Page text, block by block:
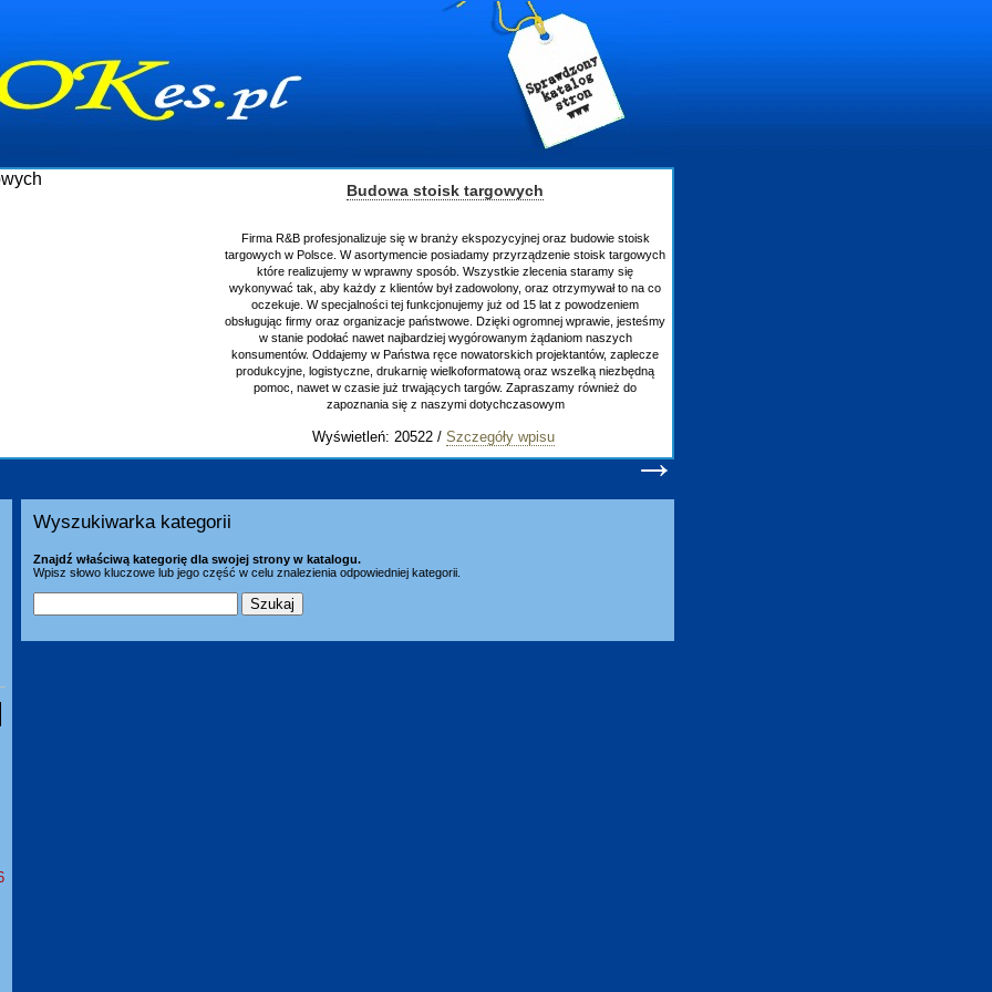
Budowa stoisk targowych
Firma R&B profesjonalizuje się w branży ekspozycyjnej oraz budowie stoisk
targowych w Polsce. W asortymencie posiadamy przyrządzenie stoisk targowych
które realizujemy w wprawny sposób. Wszystkie zlecenia staramy się
wykonywać tak, aby każdy z klientów był zadowolony, oraz otrzymywał to na co
oczekuje. W specjalności tej funkcjonujemy już od 15 lat z powodzeniem
obsługując firmy oraz organizacje państwowe. Dzięki ogromnej wprawie, jesteśmy
w stanie podołać nawet najbardziej wygórowanym żądaniom naszych
konsumentów. Oddajemy w Państwa ręce nowatorskich projektantów, zaplecze
produkcyjne, logistyczne, drukarnię wielkoformatową oraz wszelką niezbędną
pomoc, nawet w czasie już trwających targów. Zapraszamy również do
zapoznania się z naszymi dotychczasowym
Wyświetleń: 20522 / Szczegóły wpisu
→
Wyszukiwarka kategorii
Znajdź właściwą kategorię dla swojej strony w katalogu.
Wpisz słowo kluczowe lub jego część w celu znalezienia odpowiedniej kategorii.